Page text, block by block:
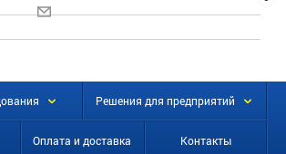
Решения для предприятий
Оплата и доставка Контакты